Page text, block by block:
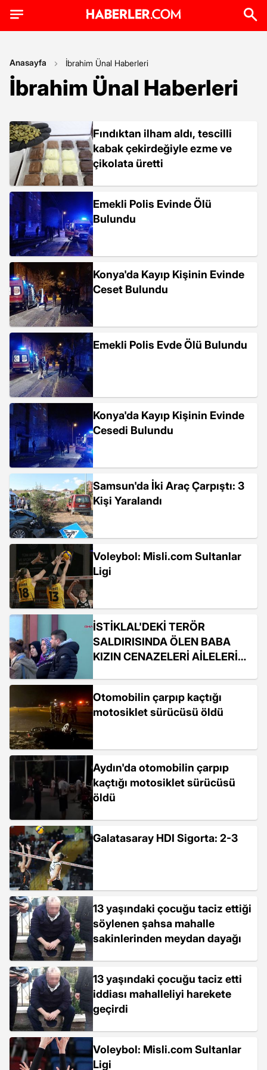
Anasayfa İbrahim Ünal Haberleri
İbrahim Ünal Haberleri
Fındıktan ilham aldı, tescilli
kabak çekirdeğiyle ezme ve
çikolata üretti
Emekli Polis Evinde Ölü
Bulundu
Konya'da Kayıp Kişinin Evinde
Ceset Bulundu
Emekli Polis Evde Ölü Bulundu
Konya'da Kayıp Kişinin Evinde
Cesedi Bulundu
Samsun'da İki Araç Çarpıştı: 3
Kişi Yaralandı
Voleybol: Misli.com Sultanlar
Ligi
İSTİKLAL'DEKİ TERÖR
SALDIRISINDA ÖLEN BABA
KIZIN CENAZELERİ AİLELERİNE
Otomobilin çarpıp kaçtığı
motosiklet sürücüsü öldü
Aydın'da otomobilin çarpıp
kaçtığı motosiklet sürücüsü
öldü
Galatasaray HDI Sigorta: 2-3
13 yaşındaki çocuğu taciz ettiği
söylenen şahsa mahalle
sakinlerinden meydan dayağı
13 yaşındaki çocuğu taciz etti
iddiası mahalleliyi harekete
geçirdi
Voleybol: Misli.com Sultanlar
Ligi